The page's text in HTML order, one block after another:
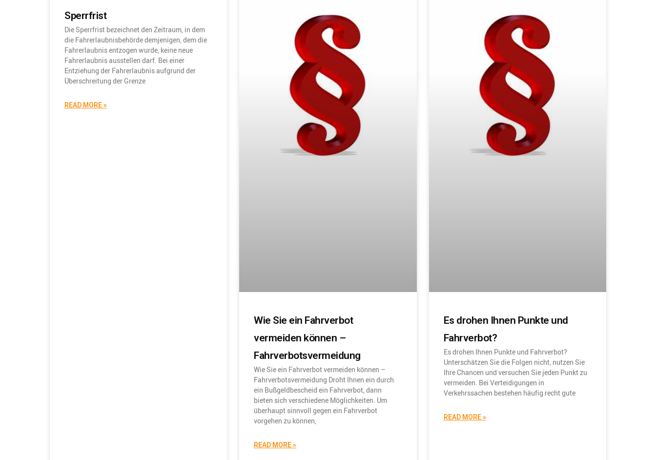
Sperrfrist
Die Sperrfrist bezeichnet den Zeitraum, in dem
die Fahrerlaubnisbehörde demjenigen, dem die
Fahrerlaubnis entzogen wurde, keine neue
Fahrerlaubnis ausstellen darf. Bei einer
Entziehung der Fahrerlaubnis aufgrund der
Überschreitung der Grenze
READ MORE »
Wie Sie ein Fahrverbot
vermeiden können –
Fahrverbotsvermeidung
Wie Sie ein Fahrverbot vermeiden können –
Fahrverbotsvermeidung Droht Ihnen ein durch
ein Bußgeldbescheid ein Fahrverbot, dann
bieten sich verschiedene Möglichkeiten. Um
überhaupt sinnvoll gegen ein Fahrverbot
vorgehen zu können,
READ MORE »
Es drohen Ihnen Punkte und
Fahrverbot?
Es drohen Ihnen Punkte und Fahrverbot?
Unterschätzen Sie die Folgen nicht, nutzen Sie
Ihre Chancen und versuchen Sie jeden Punkt zu
vermeiden. Bei Verteidigungen in
Verkehrssachen bestehen häufig recht gute
READ MORE »